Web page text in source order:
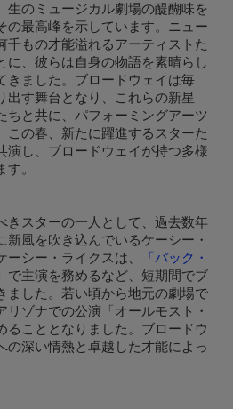
生のミュージカル劇場の醍醐味を
の最高峰を示しています。ニュー
千もの才能溢れるアーティストた
に、彼らは自身の物語を素晴らし
きました。ブロードウェイは毎
出す舞台となり、これらの新星
ちと共に、パフォーミングアーツ
この春、新たに躍進するスターた
演し、ブロードウェイが持つ多様
。
きスターの一人として、過去数年
風を吹き込んでいるケーシー・
シー・ライクスは、
「バック・
で主演を務めるなど、短期間でブ
ました。若い頃から地元の劇場で
リゾナでの公演「オールモスト・
ることとなりました。ブロードウ
の深い情熱と卓越した才能によっ